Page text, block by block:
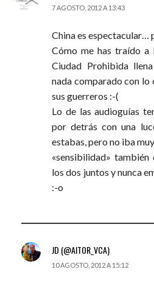
7 AGOSTO, 2012 A 13:43
China es espectacular…
Cómo me has traído a
Ciudad Prohibida
nada comparado con lo
sus guerreros :-(
Lo de las audioguías
por detrás con una
estabas, pero no iba
«sensibilidad»
los dos juntos y nunca
:-o
JD (@AITOR_VCA)
10 AGOSTO, 2012 A 15:12